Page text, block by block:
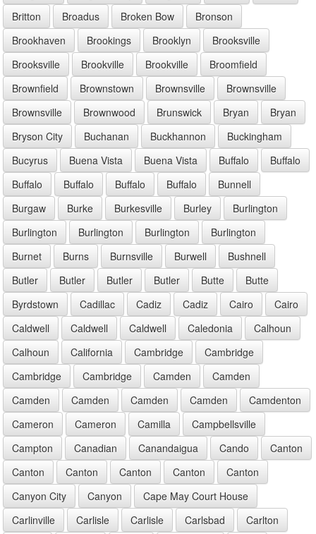
Britton
Broadus Broken Bow
Bronson
Brookhaven
Brookings Brooklyn
Brooksville
Brooksville
Brookville Brookville
Broomfield
Brownfield
Brownstown Brownsville
Brownsville
Brownsville
Brownwood Brunswick Bryan
Bryan
Bryson City
Buchanan Buckhannon
Buckingham
Bucyrus
Buena Vista Buena Vista Buffalo
Buffalo
Buffalo
Buffalo Buffalo Buffalo
Bunnell
Burgaw
Burke Burkesville Burley
Burlington
Burlington
Burlington Burlington
Burlington
Burnet
Burns Burnsville Burwell
Bushnell
Butler
Butler Butler Butler Butte
Butte
Byrdstown
Cadillac Cadiz Cadiz Cairo
Cairo
Caldwell
Caldwell Caldwell Caledonia
Calhoun
Calhoun
California Cambridge
Cambridge
Cambridge
Cambridge Camden
Camden
Camden
Camden Camden Camden
Camdenton
Cameron
Cameron Camilla
Campbellsville
Campton
Canadian Canandaigua Cando
Canton
Canton
Canton Canton Canton
Canton
Canyon City
Canyon
Cape May Court House
Carlinville
Carlisle Carlisle Carlsbad Carlton